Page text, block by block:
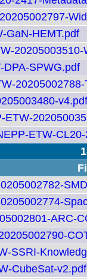
GaN-HEMT.pdf
20205003510-
DPA-SPWG.pdf
v4.pdf
ETW-
ETW-
ARC-
SSRI-
CubeSat-v2.pdf